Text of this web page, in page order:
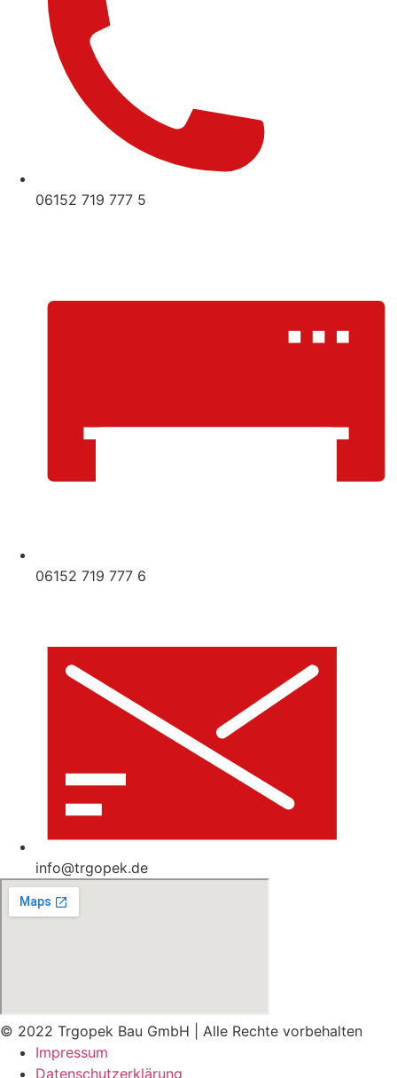
06152 719 777 5
06152 719 777 6
info@trgopek.de
© 2022 Trgopek Bau GmbH | Alle Rechte vorbehalten
Impressum
Datenschutz­erklärung